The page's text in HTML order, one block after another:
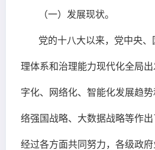
（一）发展现状。
党的十八大以来，党中央
理体系和治理能力现代化全局
字化、网络化、智能化发展趋
络强国战略、大数据战略等作出
经过各方面共同努力，各级政